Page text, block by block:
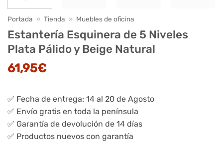
Portada » Tienda » Muebles de oficina
Estantería Esquinera de 5 Niveles
Plata Pálido y Beige Natural
61,95€
✅ Fecha de entrega: 14 al 20 de Agosto
✅ Envío gratis en toda la península
✅ Garantía de devolución de 14 días
✅ Productos nuevos con garantía